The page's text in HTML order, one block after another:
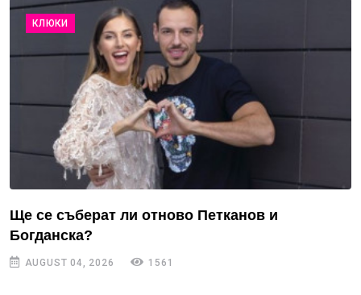
КЛЮКИ
Ще се съберат ли отново Петканов и
Богданска?
AUGUST 04, 2026 1561